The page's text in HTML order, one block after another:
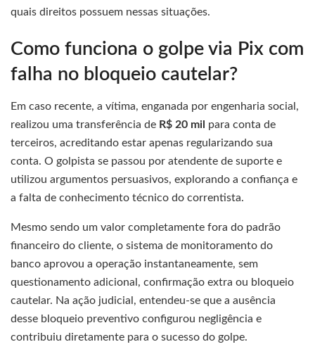
quais direitos possuem nessas situações.
Como funciona o golpe via Pix com
falha no bloqueio cautelar?
Em caso recente, a vítima, enganada por engenharia social,
realizou uma transferência de R$ 20 mil para conta de
terceiros, acreditando estar apenas regularizando sua
conta. O golpista se passou por atendente de suporte e
utilizou argumentos persuasivos, explorando a confiança e
a falta de conhecimento técnico do correntista.
Mesmo sendo um valor completamente fora do padrão
financeiro do cliente, o sistema de monitoramento do
banco aprovou a operação instantaneamente, sem
questionamento adicional, confirmação extra ou bloqueio
cautelar. Na ação judicial, entendeu-se que a ausência
desse bloqueio preventivo configurou negligência e
contribuiu diretamente para o sucesso do golpe.